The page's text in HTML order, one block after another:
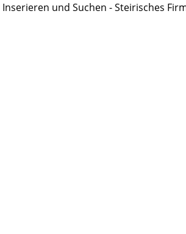
Inserieren und Suchen - Steirisches